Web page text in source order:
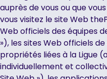
auprès de vous ou que
vous visitez le site Web
Web officiels des équipes
»), les sites Web officiels
propriétés liées à la Ligue
individuellement et